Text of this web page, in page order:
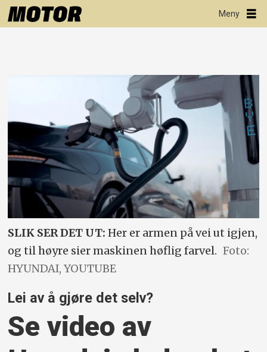
SLIK SER DET UT: Her er armen på vei ut igjen,
og til høyre sier maskinen høflig farvel. Foto:
HYUNDAI, YOUTUBE
Lei av å gjøre det selv?
Se video av